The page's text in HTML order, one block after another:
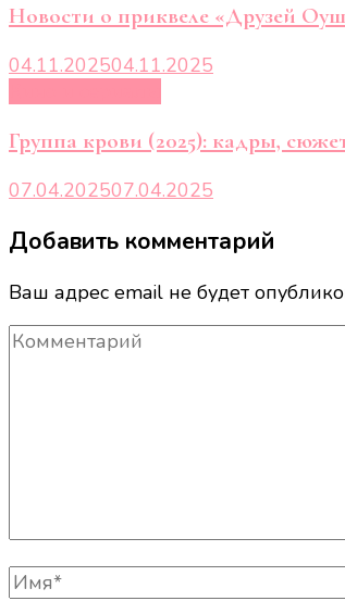
Новости о приквеле «Друзей
04.11.202504.11.2025
Группа крови (2025): кадры,
07.04.202507.04.2025
Добавить комментарий
Ваш адрес email не будет
Комментарий
Полное